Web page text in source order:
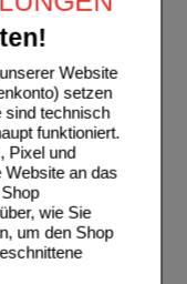
Website
setzen
sind technisch
funktioniert.
Pixel und
Website an das
wie Sie
um den Shop